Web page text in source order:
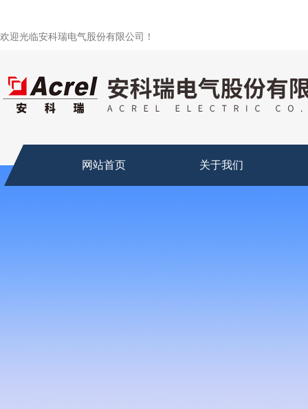
欢迎光临安科瑞电气股份有限公司！
网站首页 关于我们